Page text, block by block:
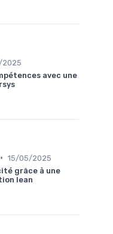
2025
avec une
• 15/05/2025
grâce à une
lean